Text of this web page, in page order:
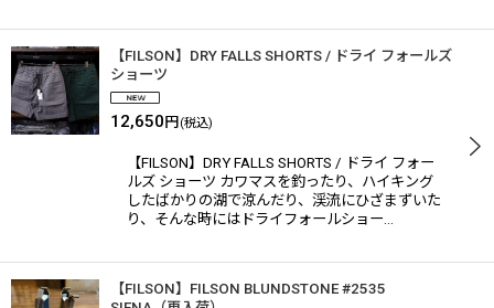
【FILSON】DRY FALLS SHORTS / ドライ フォールズ
ショーツ
12,650 円 (税込)
【FILSON】DRY FALLS SHORTS / ドライ フォー
ルズ ショーツ カワマスを釣ったり、ハイキング
したばかりの湖で涼んだり、渓流にひざまずいた
り、そんな時にはドライフォールショー…
【FILSON】FILSON BLUNDSTONE #2535